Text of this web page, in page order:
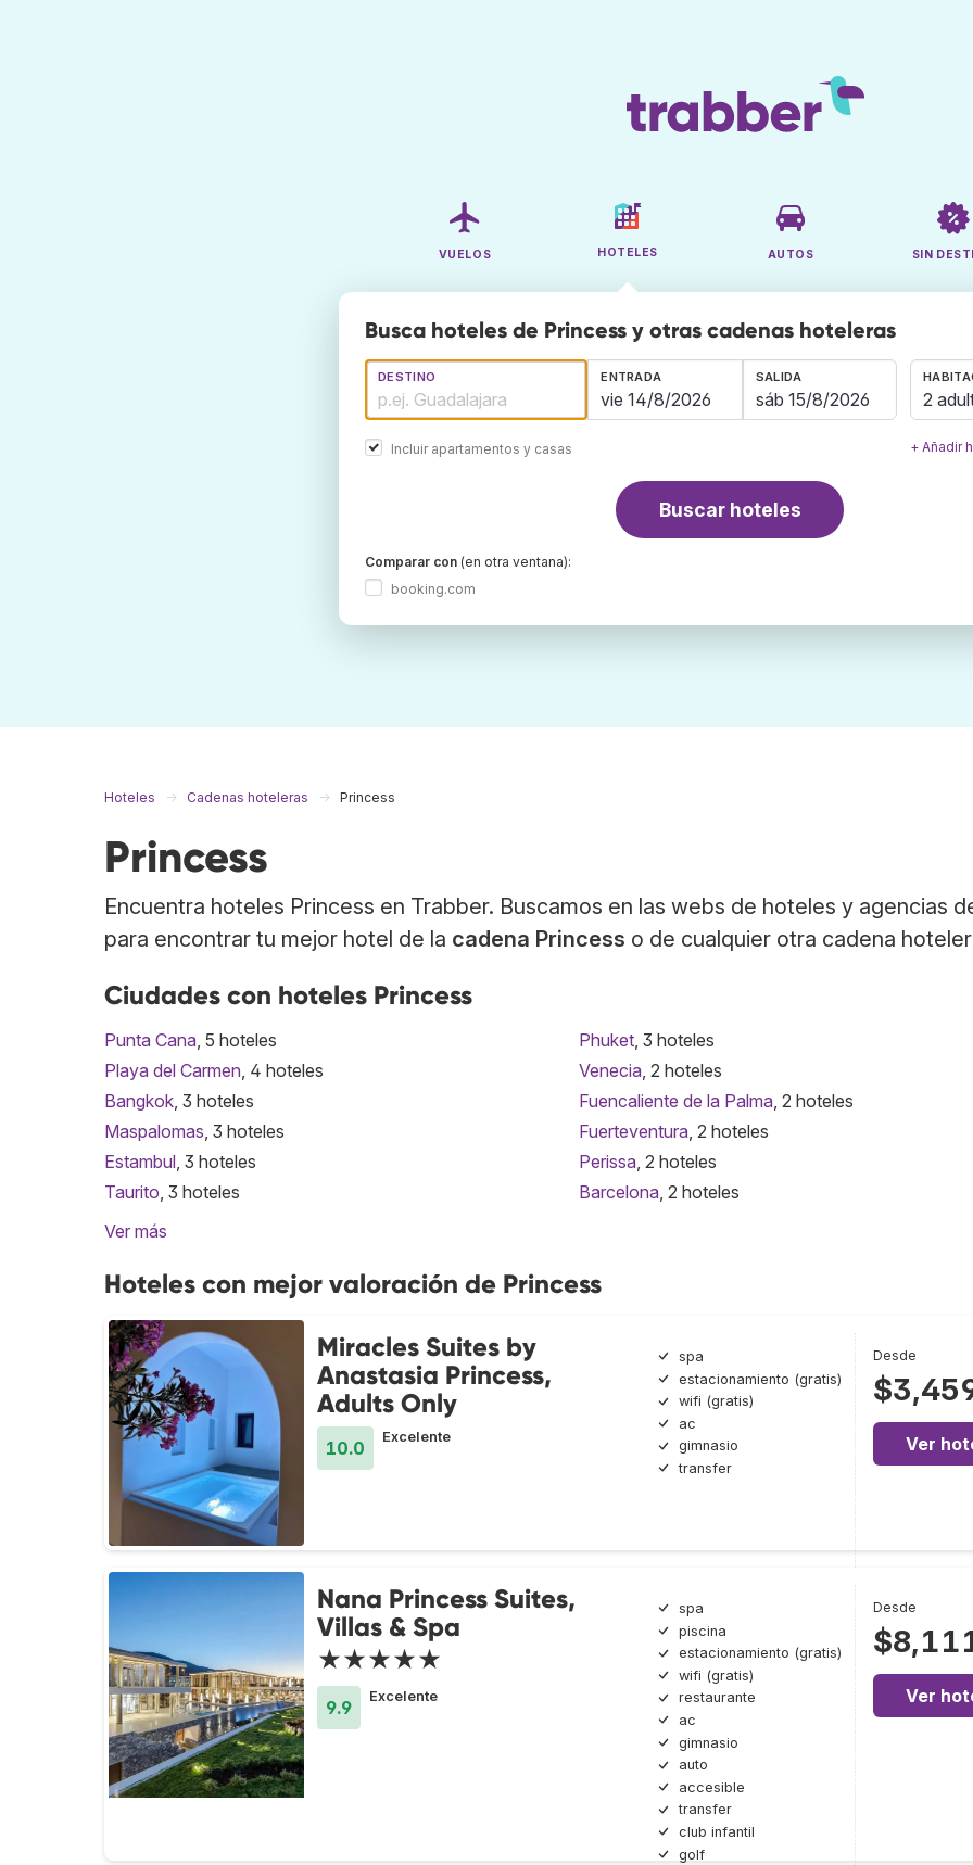
VUELOS HOTELES AUTOS SIN
Busca hoteles de Princess y otras cadenas hoteleras
DESTINO
Incluir apartamentos y casas
ENTRADA SALIDA
2
+ Añadir
Buscar hoteles
Comparar con (en otra ventana):
booking.com
Hoteles Cadenas hoteleras Princess
Princess
Encuentra hoteles Princess en Trabber. Buscamos en las webs de hoteles y agencias
para encontrar tu mejor hotel de la cadena Princess o de cualquier otra cadena
Ciudades con hoteles Princess
Punta Cana, 5 hoteles
Playa del Carmen, 4 hoteles
Bangkok, 3 hoteles
Maspalomas, 3 hoteles
Estambul, 3 hoteles
Taurito, 3 hoteles
Phuket, 3 hoteles
Venecia, 2 hoteles
Fuencaliente de la Palma, 2 hoteles
Fuerteventura, 2 hoteles
Perissa, 2 hoteles
Barcelona, 2 hoteles
Ver más
Hoteles con mejor valoración de Princess
Miracles Suites by
Anastasia Princess,
Adults Only
10.0
Excelente
spa
estacionamiento (gratis)
wifi (gratis)
ac
gimnasio
transfer
Desde
Ver
Nana Princess Suites,
Villas & Spa
★★★★★
9.9
Excelente
spa
piscina
estacionamiento (gratis)
wifi (gratis)
restaurante
ac
gimnasio
auto
accesible
transfer
club infantil
golf
Desde
Ver